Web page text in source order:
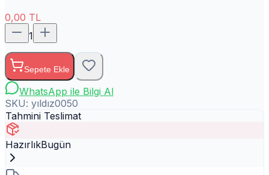
0,00 TL
1
Sepete Ekle
WhatsApp ile Bilgi Al
SKU: yıldız0050
Tahmini Teslimat
HazırlıkBugün